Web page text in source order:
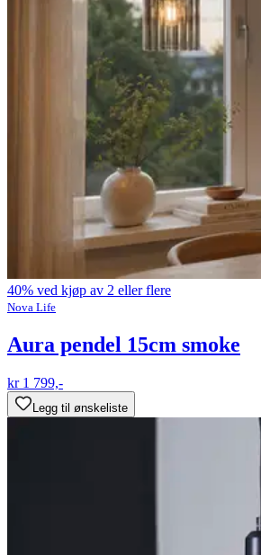
40% ved kjøp av 2 eller flere
Nova Life
Aura pendel 15cm smoke
kr 1 799,-
Legg til ønskeliste